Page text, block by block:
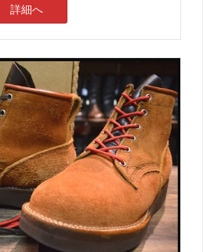
詳細へ